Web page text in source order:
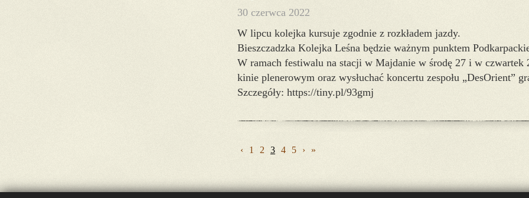
30 czerwca 2022
W lipcu kolejka kursuje zgodnie z rozkładem jazdy.
Bieszczadzka Kolejka Leśna będzie ważnym punktem
W ramach festiwalu na stacji w Majdanie w środę 27 i w
kinie plenerowym oraz wysłuchać koncertu zespołu „DesOrient”
Szczegóły: https://tiny.pl/93gmj
‹ 1 2 3 4 5 › »